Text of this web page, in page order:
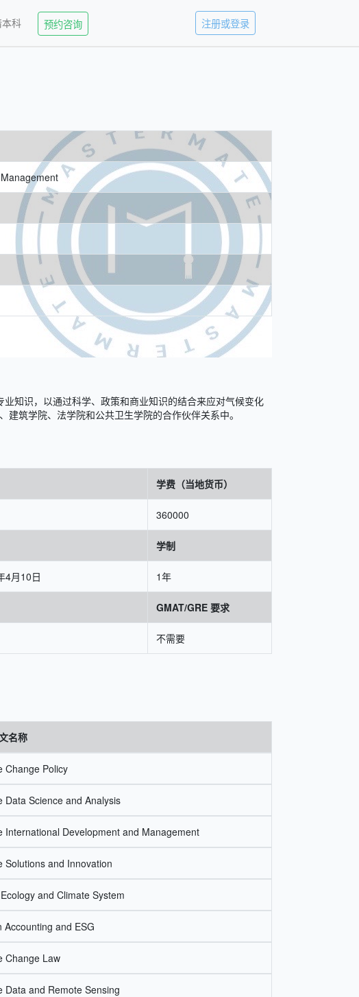
科 预约咨询 注册或登录
知识，以通过科学、政策和商业知识的结合来应对气候变化
筑学院、法学院和公共卫生学院的合作伙伴关系中。
学费（当地货币）
360000
学制
4月10日 1年
GMAT/GRE 要求
不需要
名称
Change Policy
Data Science and Analysis
International Development and Management
Solutions and Innovation
and Climate System
Accounting and ESG
Change Law
Data and Remote Sensing